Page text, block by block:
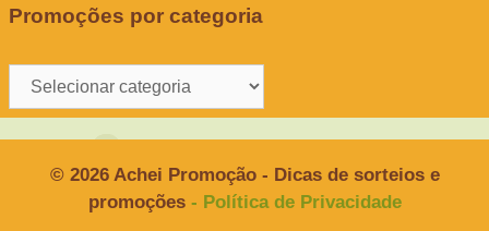
Promoções por categoria
Promoções
por
© 2026 Achei Promoção - Dicas de sorteios e
promoções - Política de Privacidade